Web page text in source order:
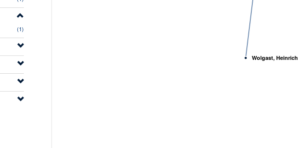
(1)
Wolgast, Heinrich